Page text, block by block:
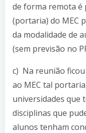
de forma remota é
(portaria) do MEC
da modalidade de
(sem previsão no
c) Na reunião
ao MEC tal
universidades que
disciplinas que
alunos tenham